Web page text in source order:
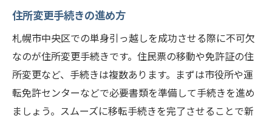
住所変更手続きの進め方
札幌市中央区での単身引っ越しを成功させる際に不可欠
なのが住所変更手続きです。住民票の移動や免許証の住
所変更など、手続きは複数あります。まずは市役所や運
転免許センターなどで必要書類を準備して手続きを進め
ましょう。スムーズに移転手続きを完了させることで新